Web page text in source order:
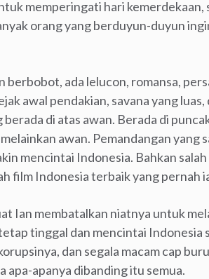
memperingati hari kemerdekaan,
orang yang berduyun-duyun
berbobot, ada lelucon, romansa,
awal pendakian, savana yang
di atas awan. Berada di
awan. Pemandangan yang
mencintai Indonesia. Bahkan
film Indonesia terbaik yang pernah
Ian membatalkan niatnya untuk
tinggal dan mencintai Indonesia
dan segala macam cap
apa-apanya dibanding itu semua.